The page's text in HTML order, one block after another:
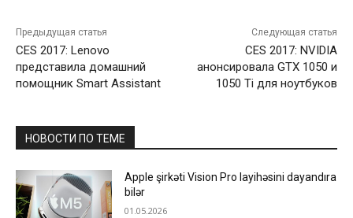
Предыдущая статья
CES 2017: Lenovo
представила домашний
помощник Smart Assistant
Следующая статья
CES 2017: NVIDIA
анонсировала GTX 1050 и
1050 Ti для ноутбуков
НОВОСТИ ПО ТЕМЕ
Apple şirkəti Vision Pro layihəsini dayandıra
bilər
01.05.2026